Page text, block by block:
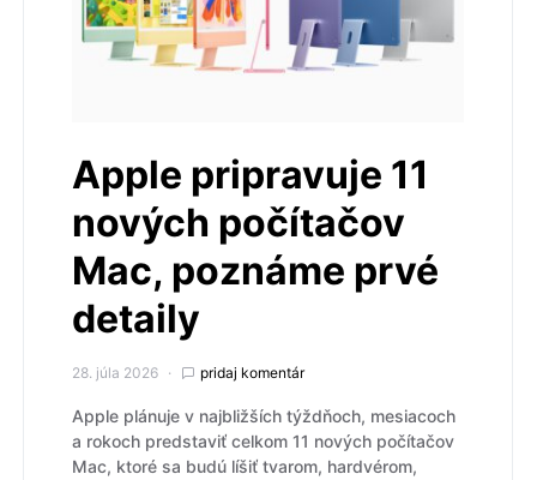
Apple pripravuje 11
nových počítačov
Mac, poznáme prvé
detaily
28. júla 2026 pridaj komentár
Apple plánuje v najbližších týždňoch, mesiacoch
a rokoch predstaviť celkom 11 nových počítačov
Mac, ktoré sa budú líšiť tvarom, hardvérom,